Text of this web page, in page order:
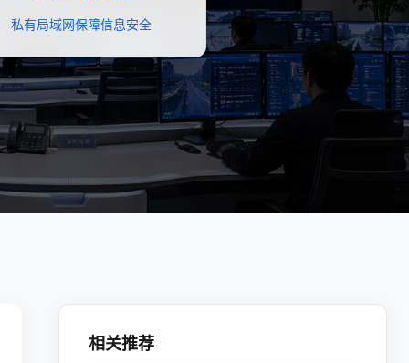
私有局域网保障信息安全
相关推荐